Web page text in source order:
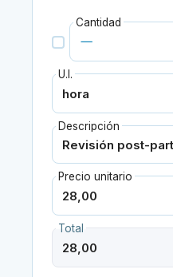
Cantidad
U.I.
Descripción
Precio unitario
Total